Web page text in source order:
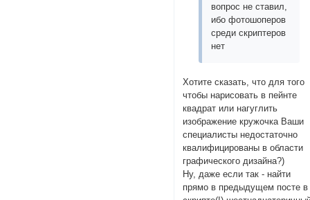
вопрос не ставил,
ибо фотошоперов
среди скриптеров
нет
Хотите сказать, что для того
чтобы нарисовать в пейнте
квадрат или нагуглить
изображение кружочка Ваши
специалисты недостаточно
квалифицированы в области
графического дизайна?)
Ну, даже если так - найти
прямо в предыдущем посте в